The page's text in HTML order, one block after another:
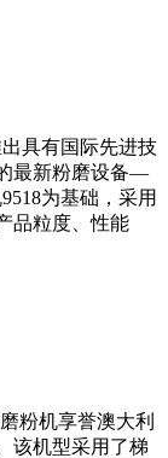
具有国际先进技
最新粉磨设备—
为基础，采用
品粒度、性能
粉机享誉澳大利
该机型采用了梯